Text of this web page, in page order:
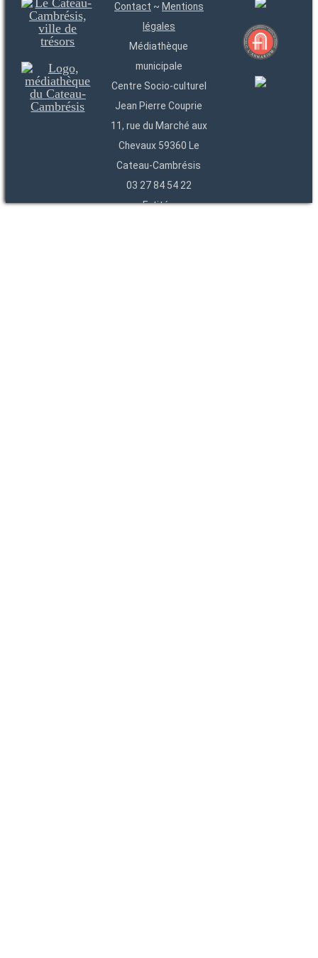
Contact ~ Mentions
légales
Médiathèque
municipale
Centre Socio-culturel
Jean Pierre Couprie
11, rue du Marché aux
Chevaux 59360 Le
Cateau-Cambrésis
03 27 84 54 22
Entités